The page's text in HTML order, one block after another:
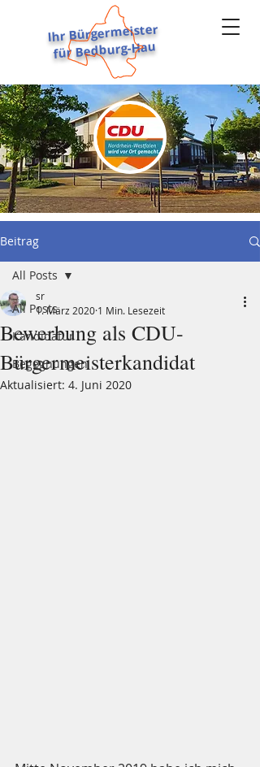
Ihr Bürgermeister
für Bedburg-Hau
STEPHAN REINDERS
Beitrag
All Posts
Kandidatur
Begegnungen
All Posts
Bewerbung als CDU-
Bürgermeisterkandidat
sr
1. März 2020 1 Min. Lesezeit
Aktualisiert: 4. Juni 2020